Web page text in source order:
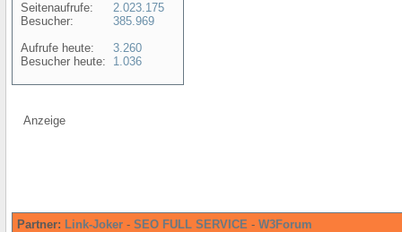
Seitenaufrufe:
Besucher:
Aufrufe heute:
Besucher heute:
2.023.175
385.969
3.260
1.036
Anzeige
Partner: Link-Joker - SEO FULL SERVICE - W3Forum